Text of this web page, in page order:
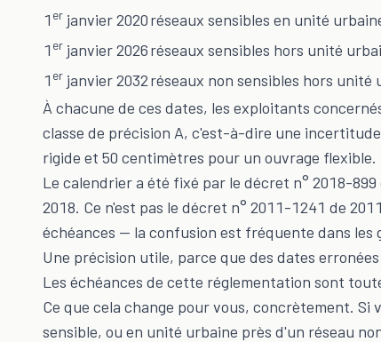
1 er janvier 2020réseaux sensibles en unité
1 er janvier 2026réseaux sensibles hors unité
1 er janvier 2032réseaux non sensibles hors unité
À chacune de ces dates, les exploitants
classe de précision A, c'est-à-dire une
rigide et 50 centimètres pour un ouvrage flexible.
Le calendrier a été fixé par le décret n° 2018-
2018. Ce n'est pas le décret n° 2011-1241 de
échéances — la confusion est fréquente dans les
Une précision utile, parce que des dates
Les échéances de cette réglementation sont
Ce que cela change pour vous, concrètement.
sensible, ou en unité urbaine près d'un réseau